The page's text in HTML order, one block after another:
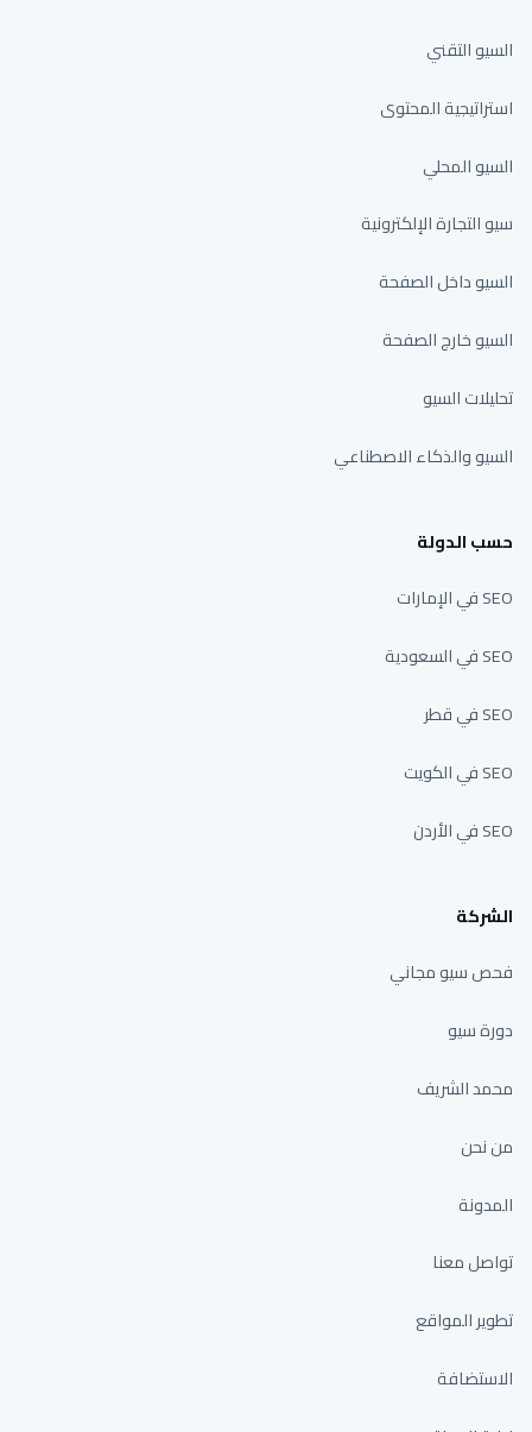
السيو التقني
استراتيجية المحتوى
السيو المحلي
سيو التجارة الإلكترونية
السيو داخل الصفحة
السيو خارج الصفحة
تحليلات السيو
السيو والذكاء الاصطناعي
حسب الدولة
SEO في الإمارات
SEO في السعودية
SEO في قطر
SEO في الكويت
SEO في الأردن
الشركة
فحص سيو مجاني
دورة سيو
محمد الشريف
من نحن
المدونة
تواصل معنا
تطوير المواقع
الاستضافة